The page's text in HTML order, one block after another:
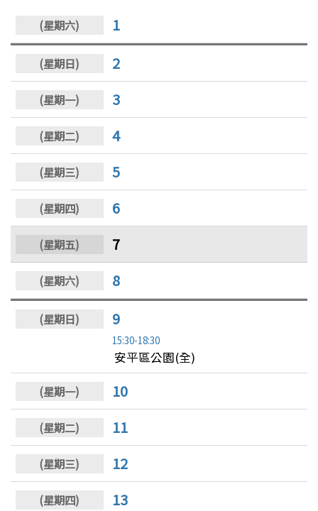
1
2
3
4
5
6
7
8
9
15:30-18:30
安平區公園(全)
10
11
12
13